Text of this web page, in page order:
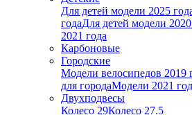
Для детей модели 2025
годаДля детей модели 2020
2021 года
Карбоновые
Городские
Модели велосипедов 2019
для городаМодели 2021
Двухподвесы
Колесо 29Колесо 27.5